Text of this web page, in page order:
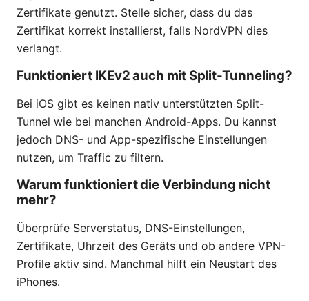
Zertifikate genutzt. Stelle sicher, dass du das
Zertifikat korrekt installierst, falls NordVPN dies
verlangt.
Funktioniert IKEv2 auch mit Split-Tunneling?
Bei iOS gibt es keinen nativ unterstützten Split-
Tunnel wie bei manchen Android-Apps. Du kannst
jedoch DNS- und App-spezifische Einstellungen
nutzen, um Traffic zu filtern.
Warum funktioniert die Verbindung nicht
mehr?
Überprüfe Serverstatus, DNS-Einstellungen,
Zertifikate, Uhrzeit des Geräts und ob andere VPN-
Profile aktiv sind. Manchmal hilft ein Neustart des
iPhones.